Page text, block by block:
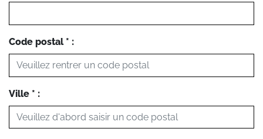
Code postal * :
Ville * :